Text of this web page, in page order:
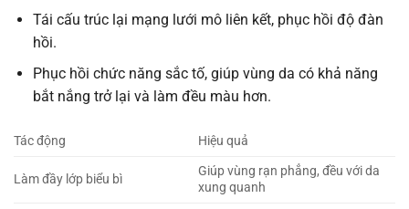
Tái cấu trúc lại mạng lưới mô liên kết, phục hồi độ đàn
hồi.
Phục hồi chức năng sắc tố, giúp vùng da có khả năng
bắt nắng trở lại và làm đều màu hơn.
Tác động Hiệu quả
Làm đầy lớp biểu bì
Giúp vùng rạn phẳng, đều với da
xung quanh